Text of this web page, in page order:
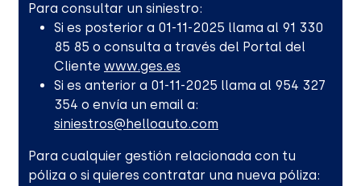
Para consultar un siniestro:
Si es posterior a 01-11-2025 llama al 91 330
85 85 o consulta a través del Portal del
Cliente www.ges.es
Si es anterior a 01-11-2025 llama al 954 327
354 o envía un email a:
siniestros@helloauto.com
Para cualquier gestión relacionada con tu
póliza o si quieres contratar una nueva póliza: